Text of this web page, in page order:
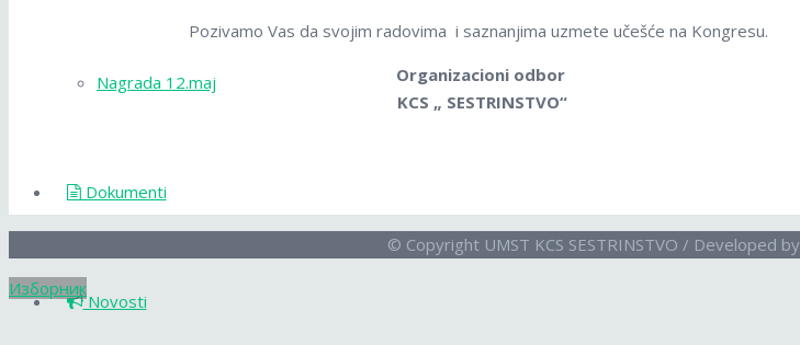
Nagrada 12.maj
Dokumenti
Novosti
Pozivamo Vas da svojim radovima i saznanjima uzmete učešće na Kongresu.
Organizacioni odbor
KCS „ SESTRINSTVO“
© Copyright UMST KCS SESTRINSTVO / Developed by
Изборник